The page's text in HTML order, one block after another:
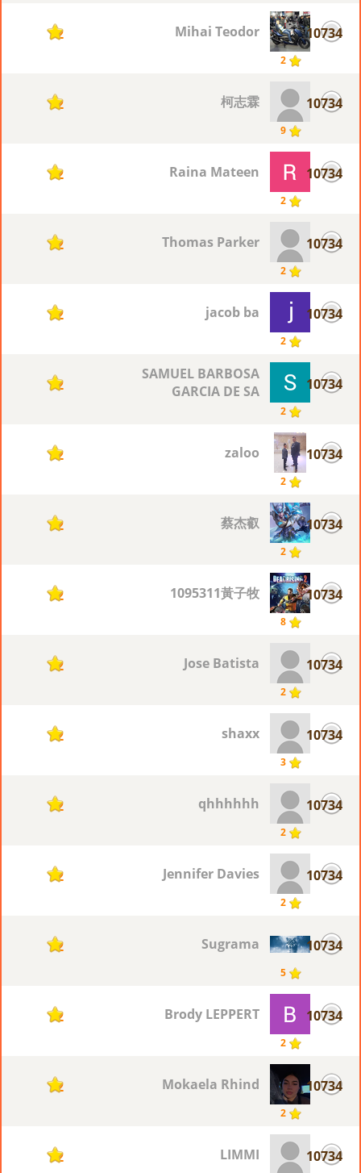
10734
2
Mihai Teodor
2
10734
9
柯志霖
2
10734
2
Raina Mateen
2
10734
2
Thomas Parker
2
10734
2
jacob ba
2
10734
2
SAMUEL BARBOSA
GARCIA DE SA
2
10734
2
zaloo
2
10734
2
蔡杰叡
2
10734
8
1095311黃子牧
2
10734
2
Jose Batista
2
10734
3
shaxx
2
10734
2
qhhhhhh
2
10734
2
Jennifer Davies
2
10734
5
Sugrama
2
10734
2
Brody LEPPERT
2
10734
2
Mokaela Rhind
2
10734
LIMMI
2